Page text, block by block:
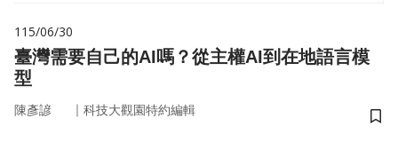
115/06/30
臺灣需要自己的AI嗎？從主權AI到在地語言模
型
陳彥諺 ｜ 科技大觀園特約編輯
儲